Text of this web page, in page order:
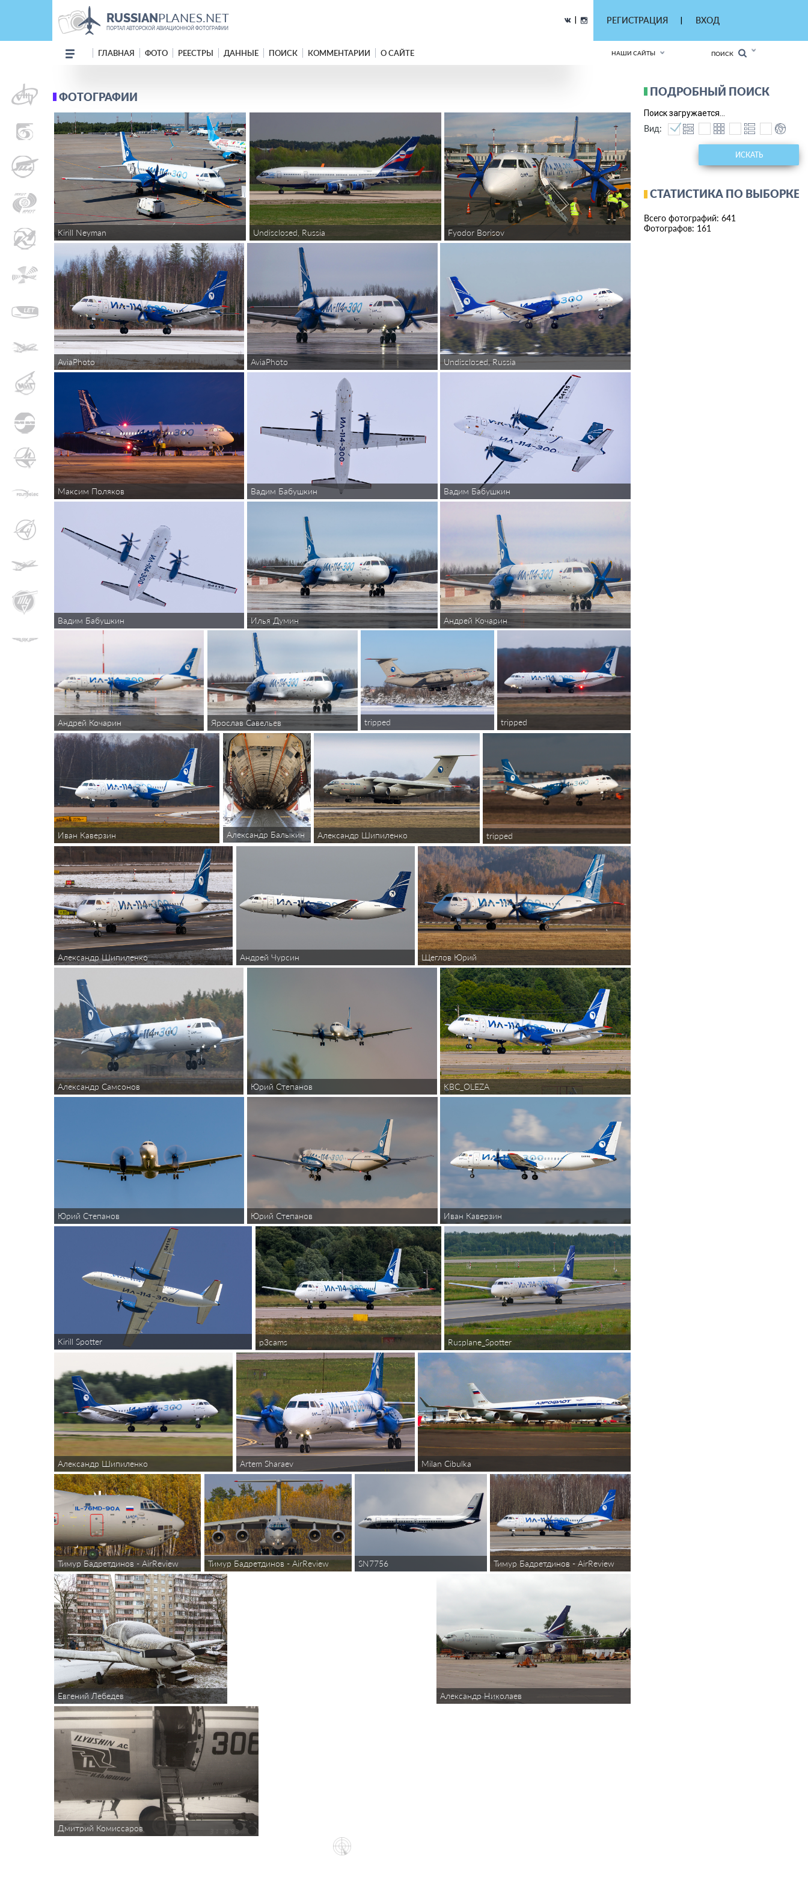
RUSSIANPLANES.NET
ПОРТАЛ АВТОРСКОЙ АВИАЦИОННОЙ ФОТОГРАФИИ
РЕГИСТРАЦИЯ ВХОД
ГЛАВНАЯ ФОТО РЕЕСТРЫ ДАННЫЕ ПОИСК КОММЕНТАРИИ О САЙТЕ НАШИ САЙТЫ ПОИСК
ФОТОГРАФИИ
Kirill Neyman Undisclosed, Russia Fyodor Borisov
AviaPhoto AviaPhoto Undisclosed, Russia
Максим Поляков Вадим Бабушкин Вадим Бабушкин
Вадим Бабушкин Илья Думин Андрей Кочарин
Андрей Кочарин Ярослав Савельев tripped tripped
Иван Каверзин Александр Балыкин Александр Шипиленко tripped
Александр Шипиленко Андрей Чурсин Щеглов Юрий
Александр Самсонов Юрий Степанов KBC_OLEZA
Юрий Степанов Юрий Степанов Иван Каверзин
Kirill Spotter p3cams Rusplane_Spotter
Александр Шипиленко Artem Sharaev Milan Cibulka
Тимур Бадретдинов - AirReview Тимур Бадретдинов - AirReview SN7756 Тимур Бадретдинов - AirReview
Евгений Лебедев Александр Николаев
Дмитрий Комиссаров
ПОДРОБНЫЙ ПОИСК
Поиск загружается...
Вид:
ИСКАТЬ
СТАТИСТИКА ПО ВЫБОРКЕ
Всего фотографий: 641
Фотографов: 161